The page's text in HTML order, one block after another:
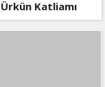
Katliamı